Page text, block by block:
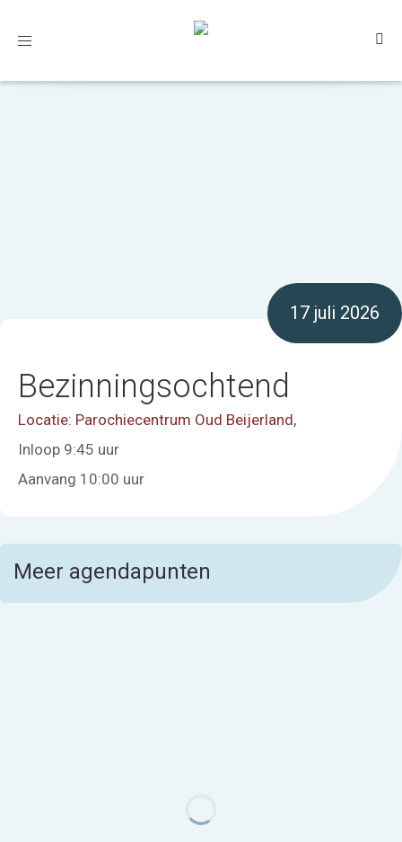
Toggle
17 juli 2026
Bezinningsochtend
Locatie: Parochiecentrum Oud Beijerland,
Inloop 9:45 uur
Aanvang 10:00 uur
Meer agendapunten